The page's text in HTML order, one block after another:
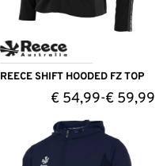
REECE SHIFT HOODED FZ TOP
€ 54,99-€ 59,99